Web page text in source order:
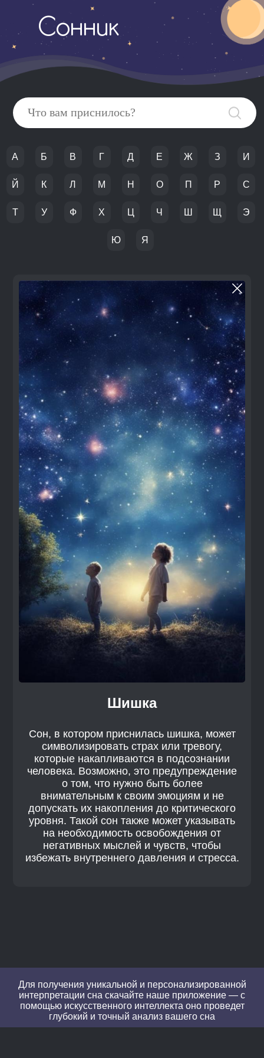
Сонник
А Б В Г Д Е Ж З И
Й К Л М Н О П Р С
Т У Ф Х Ц Ч Ш Щ Э
Ю Я
Шишка
Сон, в котором приснилась шишка, может
символизировать страх или тревогу,
которые накапливаются в подсознании
человека. Возможно, это предупреждение
о том, что нужно быть более
внимательным к своим эмоциям и не
допускать их накопления до критического
уровня. Такой сон также может указывать
на необходимость освобождения от
негативных мыслей и чувств, чтобы
избежать внутреннего давления и стресса.
Для получения уникальной и персонализированной
интерпретации сна скачайте наше приложение — с
помощью искусственного интеллекта оно проведет
глубокий и точный анализ вашего сна